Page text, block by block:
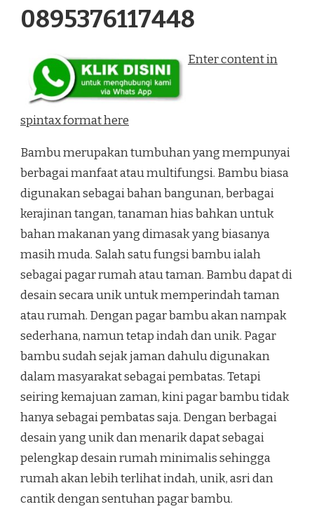
0895376117448
Enter content in
spintax format here
Bambu merupakan tumbuhan yang mempunyai
berbagai manfaat atau multifungsi. Bambu biasa
digunakan sebagai bahan bangunan, berbagai
kerajinan tangan, tanaman hias bahkan untuk
bahan makanan yang dimasak yang biasanya
masih muda. Salah satu fungsi bambu ialah
sebagai pagar rumah atau taman. Bambu dapat di
desain secara unik untuk memperindah taman
atau rumah. Dengan pagar bambu akan nampak
sederhana, namun tetap indah dan unik. Pagar
bambu sudah sejak jaman dahulu digunakan
dalam masyarakat sebagai pembatas. Tetapi
seiring kemajuan zaman, kini pagar bambu tidak
hanya sebagai pembatas saja. Dengan berbagai
desain yang unik dan menarik dapat sebagai
pelengkap desain rumah minimalis sehingga
rumah akan lebih terlihat indah, unik, asri dan
cantik dengan sentuhan pagar bambu.